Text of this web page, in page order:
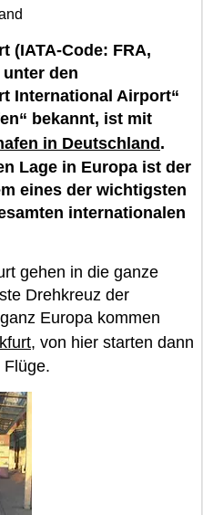
(IATA-Code: FRA,
unter den
International Airport“
bekannt, ist mit
in Deutschland.
Lage in Europa ist der
eines der wichtigsten
internationalen
gehen in die ganze
Drehkreuz der
Europa kommen
, von hier starten dann